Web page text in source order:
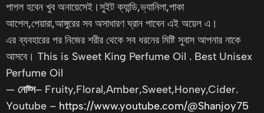
পাগল হবেন খুব অনায়েসেই।সুইট ক্যান্ডি,ভ্যানিলা,পাকা
আপেল,পেয়ারা,আঙ্গুরের সব অসাধারণ ঘ্রান পাবেন এই অয়েল এ।
এর ব্যবহারের পর নিজের শরীর থেকে সব ধরনের মিষ্টি সুবাস আপনার নাকে
আসবে। This is Sweet King Perfume Oil . Best Unisex
Perfume Oil
— নোট্স– Fruity,Floral,Amber,Sweet,Honey,Cider.
Youtube – https://www.youtube.com/@Shanjoy75